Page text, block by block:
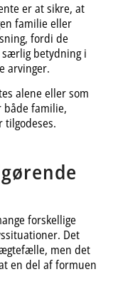
er at sikre, at
familie eller
fordi de
betydning i
arvinger.
alene eller som
både familie,
tilgodeses.
forskellige
Det
men det
en del af formuen